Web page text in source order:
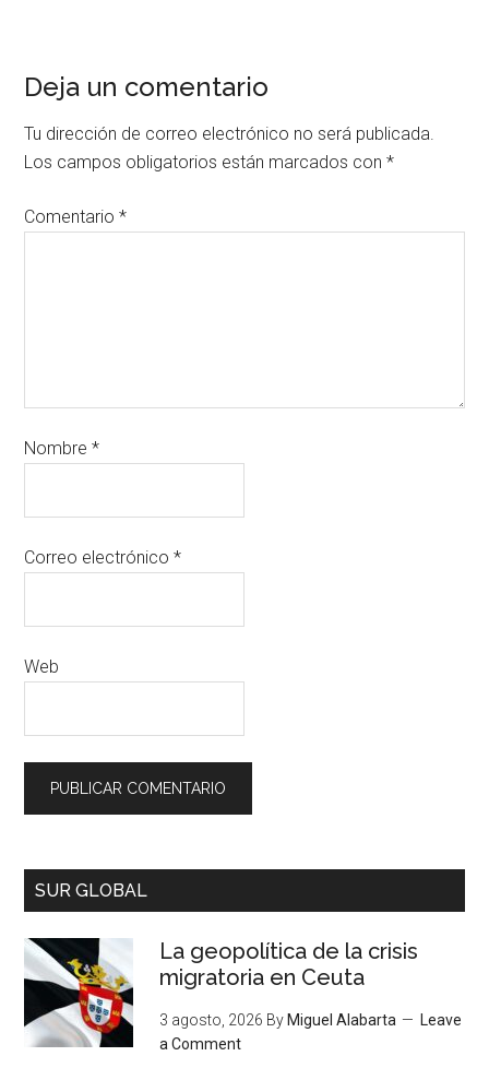
Deja un comentario
Tu dirección de correo electrónico no será publicada.
Los campos obligatorios están marcados con*
Comentario*
Nombre*
Correo electrónico*
Web
SUR GLOBAL
La geopolítica de la crisis
migratoria en Ceuta
3 agosto, 2026 ByMiguel Alabarta
Leave
a Comment